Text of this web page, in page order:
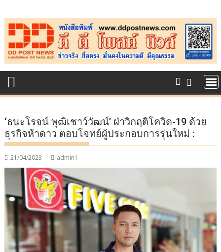
to
content
‘ธนะโรจน์ พุฒิเชาว์วัฒน์’ ฝ่าวิกฤติโควิด-19 ด้วย
ธุรกิจห้าดาว ตอบโจทย์ผู้ประกอบการรุ่นใหม่ :
21/04/2023 admin1